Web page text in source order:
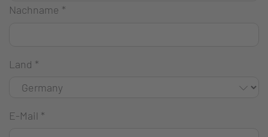
Nachname *
Land *
E-Mail *